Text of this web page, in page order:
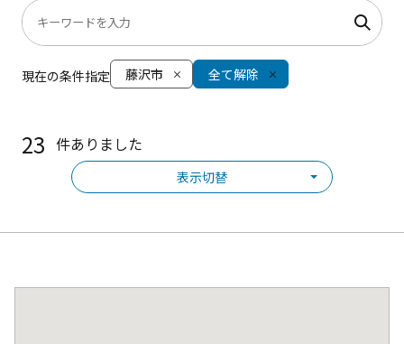
現在の条件指定 藤沢市 全て解除
23 件ありました
表示切替